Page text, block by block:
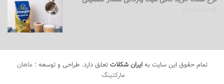
تمام حقوق این سایت بهایران شکلات تعلق دارد. طراحی و توسعه : ماهان
مارکتینگ